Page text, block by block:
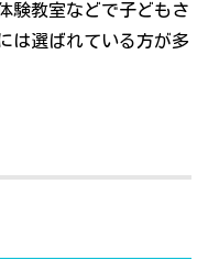
験教室などで子どもさ
は選ばれている方が多